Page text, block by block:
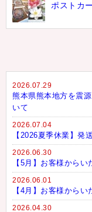
ポストカ
2026.07.29
熊本県熊本地方を震
いて
2026.07.04
【2026夏季休業】発
2026.06.30
【5月】お客様からい
2026.06.01
【4月】お客様からい
2026.04.30